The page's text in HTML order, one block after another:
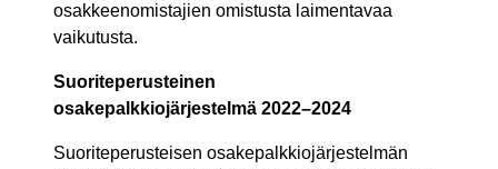
osakkeenomistajien omistusta laimentavaa
vaikutusta.
Suoriteperusteinen
osakepalkkiojärjestelmä 2022–2024
Suoriteperusteisen osakepalkkiojärjestelmän